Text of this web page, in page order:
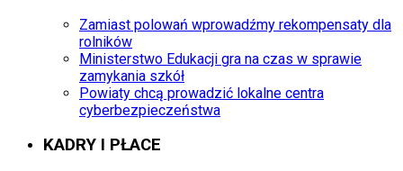
Zamiast polowań wprowadźmy rekompensaty dla
rolników
Ministerstwo Edukacji gra na czas w sprawie
zamykania szkół
Powiaty chcą prowadzić lokalne centra
cyberbezpieczeństwa
KADRY I PŁACE